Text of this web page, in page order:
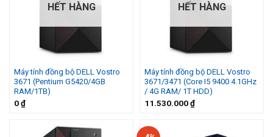
HẾT HÀNG
Máy tính đồng bộ DELL Vostro
3671 (Pentium G5420/4GB
RAM/1TB)
0₫
HẾT HÀNG
Máy tính đồng bộ DELL Vostro
3671/3471 (Core I5 9400 4.1GHz
/ 4G RAM/ 1T HDD)
11.530.000₫